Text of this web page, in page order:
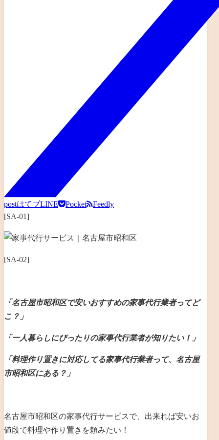
postはてブLINE Pocket
Feedly
[SA-01]
[SA-02]
「名古屋市昭和区で安いおすすめの家事代行業者ってど
こ？」
「一人暮らしにぴったりの家事代行業者が知りたい！」
「料理作り置きに対応してる家事代行業者って、名古屋
市昭和区にある？」
名古屋市昭和区の家事代行サービスで、出来れば安いお
値段で料理や作り置きを頼みたい！